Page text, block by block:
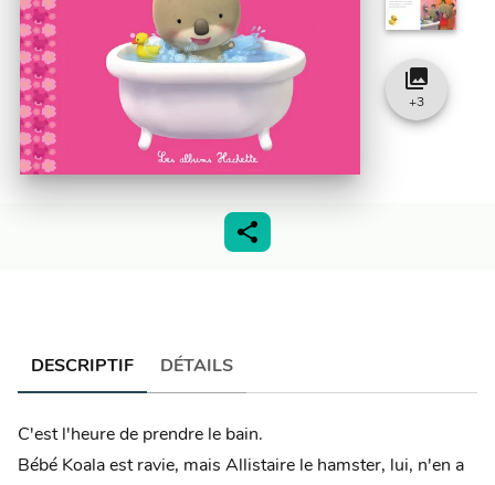
collections
+3
DESCRIPTIF DÉTAILS
C'est l'heure de prendre le bain.
Bébé Koala est ravie, mais Allistaire le hamster, lui, n'en a